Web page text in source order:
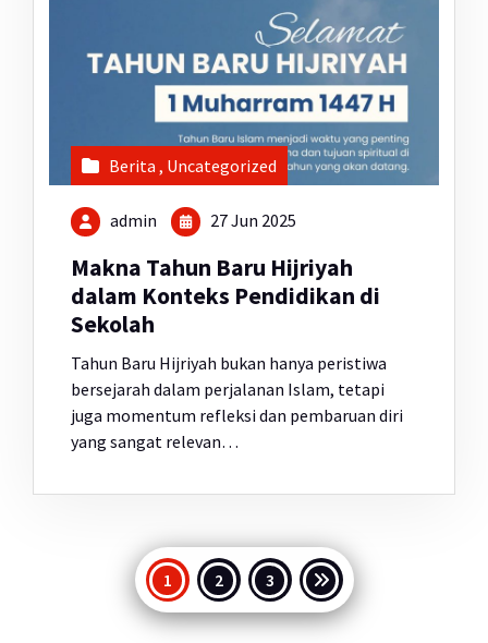
Berita , Uncategorized
admin 27 Jun 2025
Makna Tahun Baru Hijriyah
dalam Konteks Pendidikan di
Sekolah
Tahun Baru Hijriyah bukan hanya peristiwa
bersejarah dalam perjalanan Islam, tetapi
juga momentum refleksi dan pembaruan diri
yang sangat relevan…
Paginasi
pos
1 2 3